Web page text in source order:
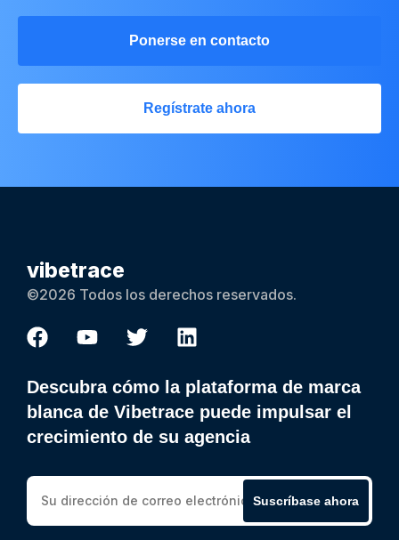
Ponerse en contacto
Regístrate ahora
vibetrace
©2026 Todos los derechos reservados.
Descubra cómo la plataforma de marca
blanca de Vibetrace puede impulsar el
crecimiento de su agencia
Suscríbase ahora